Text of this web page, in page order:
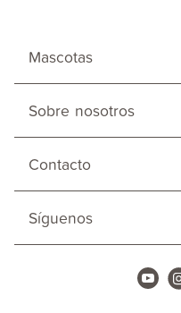
Mascotas
Sobre nosotros
Contacto
Síguenos